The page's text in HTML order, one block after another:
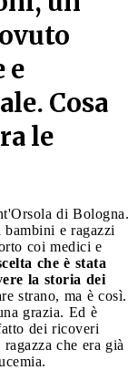
e
Cosa
le
di Bologna.
e ragazzi
coi medici e
che è stata
la storia dei
strano, ma è così.
grazia. Ed è
dei ricoveri
che era già